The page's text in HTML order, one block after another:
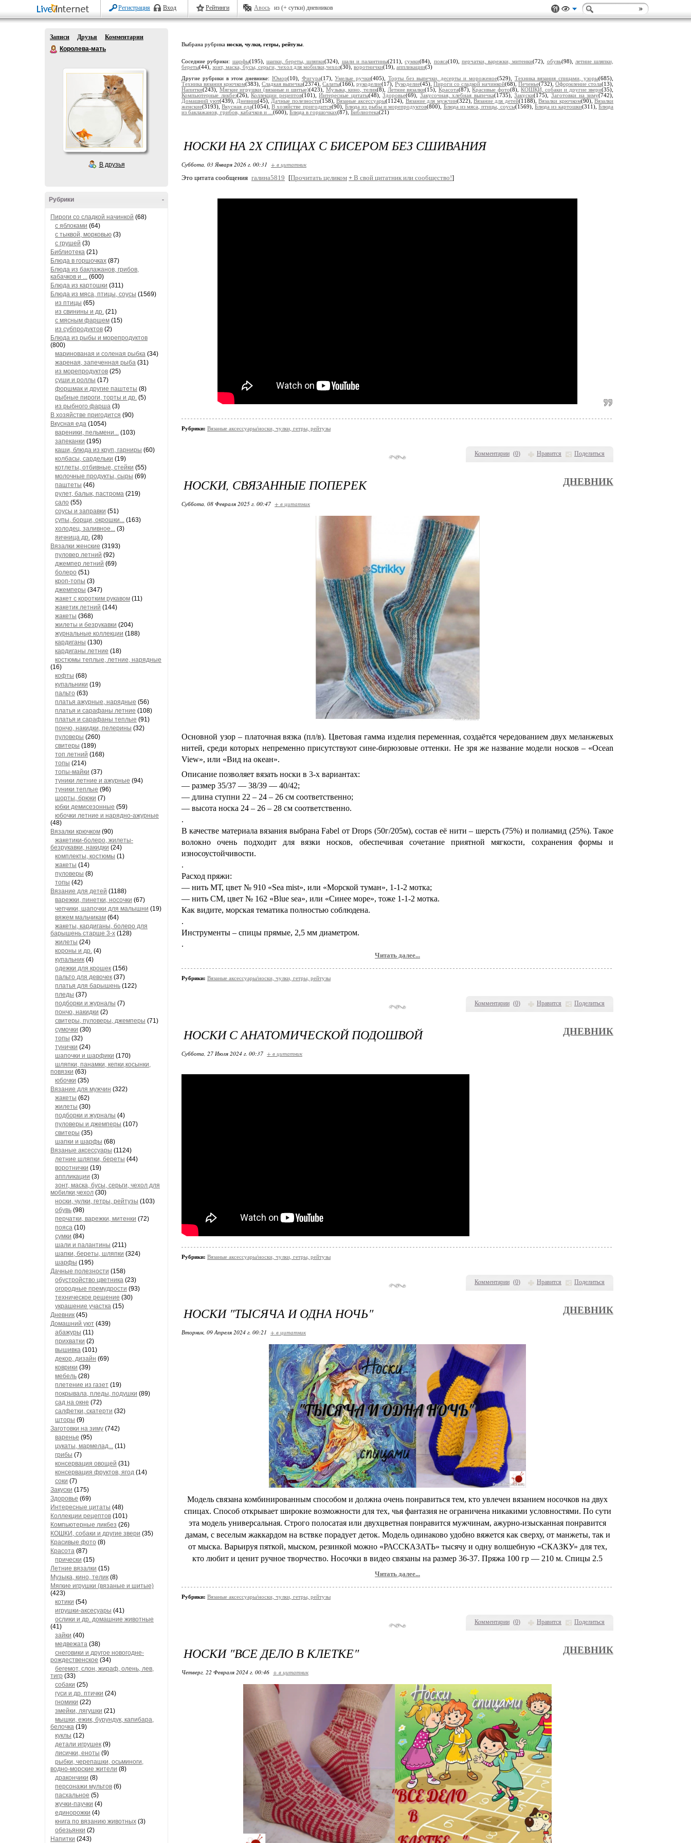
Регистрация Вход Рейтинги Авось из (+ сутки) дневников
Записи Друзья
Комментарии
Королева-мать
В друзья
-
Рубрики
Пироги со сладкой начинкой (68)
с яблоками (64)
с тыквой, морковью (3)
с грушей (3)
Библиотека (21)
Блюда в горшочках (87)
Блюда из баклажанов, грибов,
кабачков и ... (600)
Блюда из картошки (311)
Блюда из мяса, птицы, соусы (1569)
из птицы (65)
из свинины и др. (21)
с мясным фаршем (15)
из субпродуктов (2)
Блюда из рыбы и морепродуктов
(800)
маринованая и соленая рыбка (34)
жареная, запеченная рыба (31)
из морепродуктов (25)
суши и роллы (17)
форшмак и другие паштеты (8)
рыбные пироги, торты и др. (5)
из рыбного фарша (3)
В хозяйстве пригодится (90)
Вкусная еда (1054)
вареники, пельмени... (103)
запеканки (195)
каши, блюда из круп, гарниры (60)
колбасы, сардельки (19)
котлеты, отбивные, стейки (55)
молочные продукты, сыры (69)
паштеты (46)
рулет, балык, пастрома (219)
сало (55)
соусы и заправки (51)
супы, борщи, окрошки... (163)
холодец, заливное... (3)
яичница др. (28)
Вязалки женские (3193)
пуловер летний (92)
джемпер летний (69)
болеро (51)
кроп-топы (3)
джемперы (347)
жакет с коротким рукавом (11)
жакетик летний (144)
жакеты (368)
жилеты и безрукавки (204)
журнальные коллекции (188)
кардиганы (130)
кардиганы летние (18)
костюмы теплые, летние, нарядные
(16)
кофты (68)
купальники (19)
пальто (63)
платья ажурные, нарядные (56)
платья и сарафаны летние (108)
платья и сарафаны теплые (91)
пончо, накидки, пелерины (32)
пуловеры (260)
свитеры (189)
топ летний (168)
топы (214)
топы-майки (37)
туники летние и ажурные (94)
туники теплые (96)
шорты, брюки (7)
юбки демисезонные (59)
юбочки летние и нарядно-ажурные
(48)
Вязалки крючком (90)
жакетики-болеро, жилеты-
безрукавки, накидки (24)
комплекты, костюмы (1)
жакеты (14)
пуловеры (8)
топы (42)
Вязание для детей (1188)
варежки, пинетки, носочки (67)
чепчики, шапочки для малышни (19)
вяжем мальчикам (64)
жакеты, кардиганы, болеро для
барышень старше 3-х (128)
жилеты (24)
короны и др. (4)
купальник (4)
одежки для крошек (156)
пальто для девочек (37)
платья для барышень (122)
пледы (37)
подборки и журналы (7)
пончо, накидки (2)
свитеры, пуловеры, джемперы (71)
сумочки (30)
топы (32)
тунички (24)
шапочки и шарфики (170)
шляпки, панамки, кепки,косынки,
повязки (63)
юбочки (35)
Вязание для мужчин (322)
жакеты (62)
жилеты (30)
подборки и журналы (4)
пуловеры и джемперы (107)
свитеры (35)
шапки и шарфы (68)
Вязаные аксессуары (1124)
летние шляпки, береты (44)
воротнички (19)
аппликации (3)
зонт, маска, бусы, серьги, чехол для
мобилки,чехол (30)
носки, чулки, гетры, рейтузы (103)
обувь (98)
перчатки, варежки, митенки (72)
пояса (10)
сумки (84)
шали и палантины (211)
шапки, береты, шляпки (324)
шарфы (195)
Дачные полезности (158)
обустройство цветника (23)
огородные премудрости (93)
техническое решение (30)
украшение участка (15)
Дневник (45)
Домашний уют (439)
абажуры (11)
прихватки (2)
вышивка (101)
декор, дизайн (69)
коврики (39)
мебель (28)
плетение из газет (19)
покрывала, пледы, подушки (89)
сад на окне (72)
салфетки, скатерти (32)
шторы (9)
Заготовки на зиму (742)
варенье (95)
цукаты, мармелад... (11)
грибы (7)
консервация овощей (31)
консервация фруктов, ягод (14)
соки (7)
Закуски (175)
Здоровье (69)
Интересные цитаты (48)
Коллекции рецептов (101)
Компьютерные ликбез (26)
КОШКИ, собаки и другие звери (35)
Красивые фото (8)
Красота (87)
прически (15)
Летние вязалки (15)
Музыка, кино, телик (8)
Мягкие игрушки (вязаные и шитые)
(423)
котики (54)
игрушки-аксесуары (41)
ослики и др. домашние животные
(41)
зайки (40)
медвежата (38)
снеговики и другое новогодне-
рождественское (34)
бегемот, слон, жираф, олень, лев,
тигр (33)
собаки (25)
гуси и др. птички (24)
гномики (22)
змейки, лягушки (21)
мышки, ежик, бурундук, капибара,
белочка (19)
куклы (12)
детали игрушек (9)
лисички, еноты (9)
рыбки, черепашки, осьминоги,
водно-морские жители (8)
дракончики (8)
персонажи мультов (6)
пасхальное (5)
жучки-паучки (4)
единорожки (4)
книга по вязанию животных (3)
обезьянки (2)
Напитки (243)
Выбрана рубрика носки, чулки, гетры, рейтузы
Соседние рубрики: шарфы(195), шапки, береты, шляпки(324), шали и палантины(211),сумки(84), пояса(10), перчатки, варежки, митенки(72), обувь(98),
летние шляпки,
береты(44), зонт, маска, бусы, серьги, чехол для мобилки,чехол(30), воротнички(19), аппликации(3)
Другие рубрики в этом дневнике: Юмор(10), Фигура(17),Умелые ручки(405),Торты без выпечки, десерты и мороженое(529), Техника вязания спицами, узоры(685),
Техника вязания крючком(383), Сладкая выпечка(2374), Салаты(166), рукоделие(17), Рукоделие(45), Пироги со сладкой начинкой(68), Печенье(732), Оформление стола(13),
Напитки(243), Мягкие игрушки (вязаные и шитые)(423), Музыка, кино, телик(8), Летние вязалки(15), Красота(87),Красивые фото(8), КОШКИ, собаки и другие звери(35),
Компьютерные ликбез(26),Коллекции рецептов(101),Интересные цитаты(48),Здоровье(69), Закусочная, хлебная выпечка(1735),Закуски(175), Заготовки на зиму(742),
Домашний уют(439), Дневник(45), Дачные полезности(158),Вязаные аксессуары(1124), Вязание для мужчин(322),Вязание для детей(1188),Вязалки крючком(90),Вязалки
женские(3193),Вкусная еда(1054), В хозяйстве пригодится(90), Блюда из рыбы и морепродуктов(800), Блюда из мяса, птицы, соусы(1569),Блюда из картошки(311),Блюда
из баклажанов, грибов, кабачков и ... (600), Блюда в горшочках(87), Библиотека(21)
Комментарии (0) Нравится Поделиться
НОСКИ НА 2Х СПИЦАХ С БИСЕРОМ БЕЗ СШИВАНИЯ
Суббота, 03 Января 2026 г. 00:31 + в цитатник
Это цитата сообщения галина5819 [Прочитать целиком + В свой цитатник или сообщество!]
Рубрики: Вязаные аксессуары/носки, чулки, гетры, рейтузы
Комментарии (0) Нравится Поделиться
​НОСКИ, СВЯЗАННЫЕ ПОПЕРЕК ДНЕВНИК
Суббота, 08 Февраля 2025 г. 00:47 + в цитатник
Основной узор – платочная вязка (пл/в). Цветовая гамма изделия переменная, создаётся чередованием двух меланжевых
нитей, среди которых непременно присутствуют сине-бирюзовые оттенки. Не зря же название модели носков – «Ocean
View», или «Вид на океан».
Описание позволяет вязать носки в 3-х вариантах:
— размер 35/37 — 38/39 — 40/42;
— длина ступни 22 – 24 – 26 см соответственно;
— высота носка 24 – 26 – 28 см соответственно.
.
В качестве материала вязания выбрана Fabel от Drops (50г/205м), состав её нити – шерсть (75%) и полиамид (25%). Такое
волокно очень подходит для вязки носков, обеспечивая сочетание приятной мягкости, сохранения формы и
износоустойчивости.
.
Расход пряжи:
— нить МТ, цвет № 910 «Sea mist», или «Морской туман», 1-1-2 мотка;
— нить СМ, цвет № 162 «Blue sea», или «Синее море», тоже 1-1-2 мотка.
Как видите, морская тематика полностью соблюдена.
.
Инструменты – спицы прямые, 2,5 мм диаметром.
.
Читать далее...
Рубрики: Вязаные аксессуары/носки, чулки, гетры, рейтузы
Комментарии (0) Нравится Поделиться
НОСКИ С АНАТОМИЧЕСКОЙ ПОДОШВОЙ ДНЕВНИК
Суббота, 27 Июля 2024 г. 00:37 + в цитатник
Рубрики: Вязаные аксессуары/носки, чулки, гетры, рейтузы
Комментарии (0) Нравится Поделиться
НОСКИ "ТЫСЯЧА И ОДНА НОЧЬ" ДНЕВНИК
Вторник, 09 Апреля 2024 г. 00:21 + в цитатник
Модель связана комбинированным способом и должна очень понравиться тем, кто увлечен вязанием носочков на двух
спицах. Способ открывает широкие возможности для тех, чья фантазия не ограничена никакими условностями. По сути
эта модель универсальная. Строго полосатая или двухцветная понравится мужчинам, ажурно-изысканная понравится
дамам, с веселым жаккардом на вствке порадует деток. Модель одинаково удобно вяжется как сверху, от манжеты, так и
от мыска. Варьируя пяткой, мыском, резинкой можно «РАССКАЗАТЬ» тысячу и одну волшебную «СКАЗКУ» для тех,
кто любит и ценит ручное творчество. Носочки в видео связаны на размер 36-37. Пряжа 100 гр — 210 м. Спицы 2.5
Читать далее...
Рубрики: Вязаные аксессуары/носки, чулки, гетры, рейтузы
НОСКИ "ВСЕ ДЕЛО В КЛЕТКЕ" ДНЕВНИК
Четверг, 22 Февраля 2024 г. 00:46 + в цитатник